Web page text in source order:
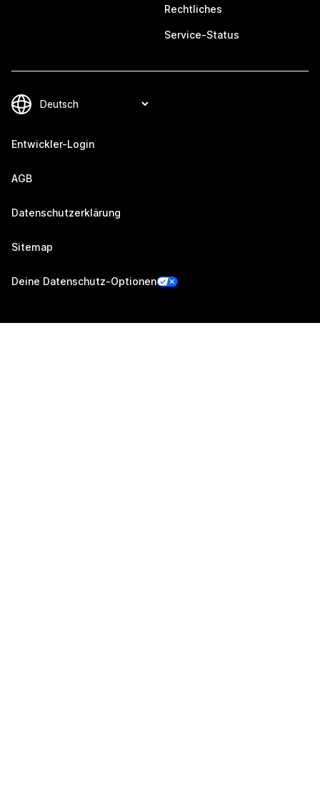
Rechtliches
Service-Status
Entwickler-Login
AGB
Datenschutzerklärung
Sitemap
Deine Datenschutz-Optionen